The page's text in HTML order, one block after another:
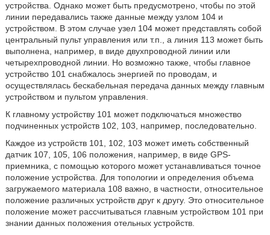
устройства. Однако может быть предусмотрено, чтобы по этой
линии передавались также данные между узлом 104 и
устройством. В этом случае узел 104 может представлять собой
центральный пульт управления или т.п., а линия 113 может быть
выполнена, например, в виде двухпроводной линии или
четырехпроводной линии. Но возможно также, чтобы главное
устройство 101 снабжалось энергией по проводам, и
осуществлялась бескабельная передача данных между главным
устройством и пультом управления.
К главному устройству 101 может подключаться множество
подчиненных устройств 102, 103, например, последовательно.
Каждое из устройств 101, 102, 103 может иметь собственный
датчик 107, 105, 106 положения, например, в виде GPS-
приемника, с помощью которого может устанавливаться точное
положение устройства. Для топологии и определения объема
загружаемого материала 108 важно, в частности, относительное
положение различных устройств друг к другу. Это относительное
положение может рассчитываться главным устройством 101 при
знании данных положения отельных устройств.